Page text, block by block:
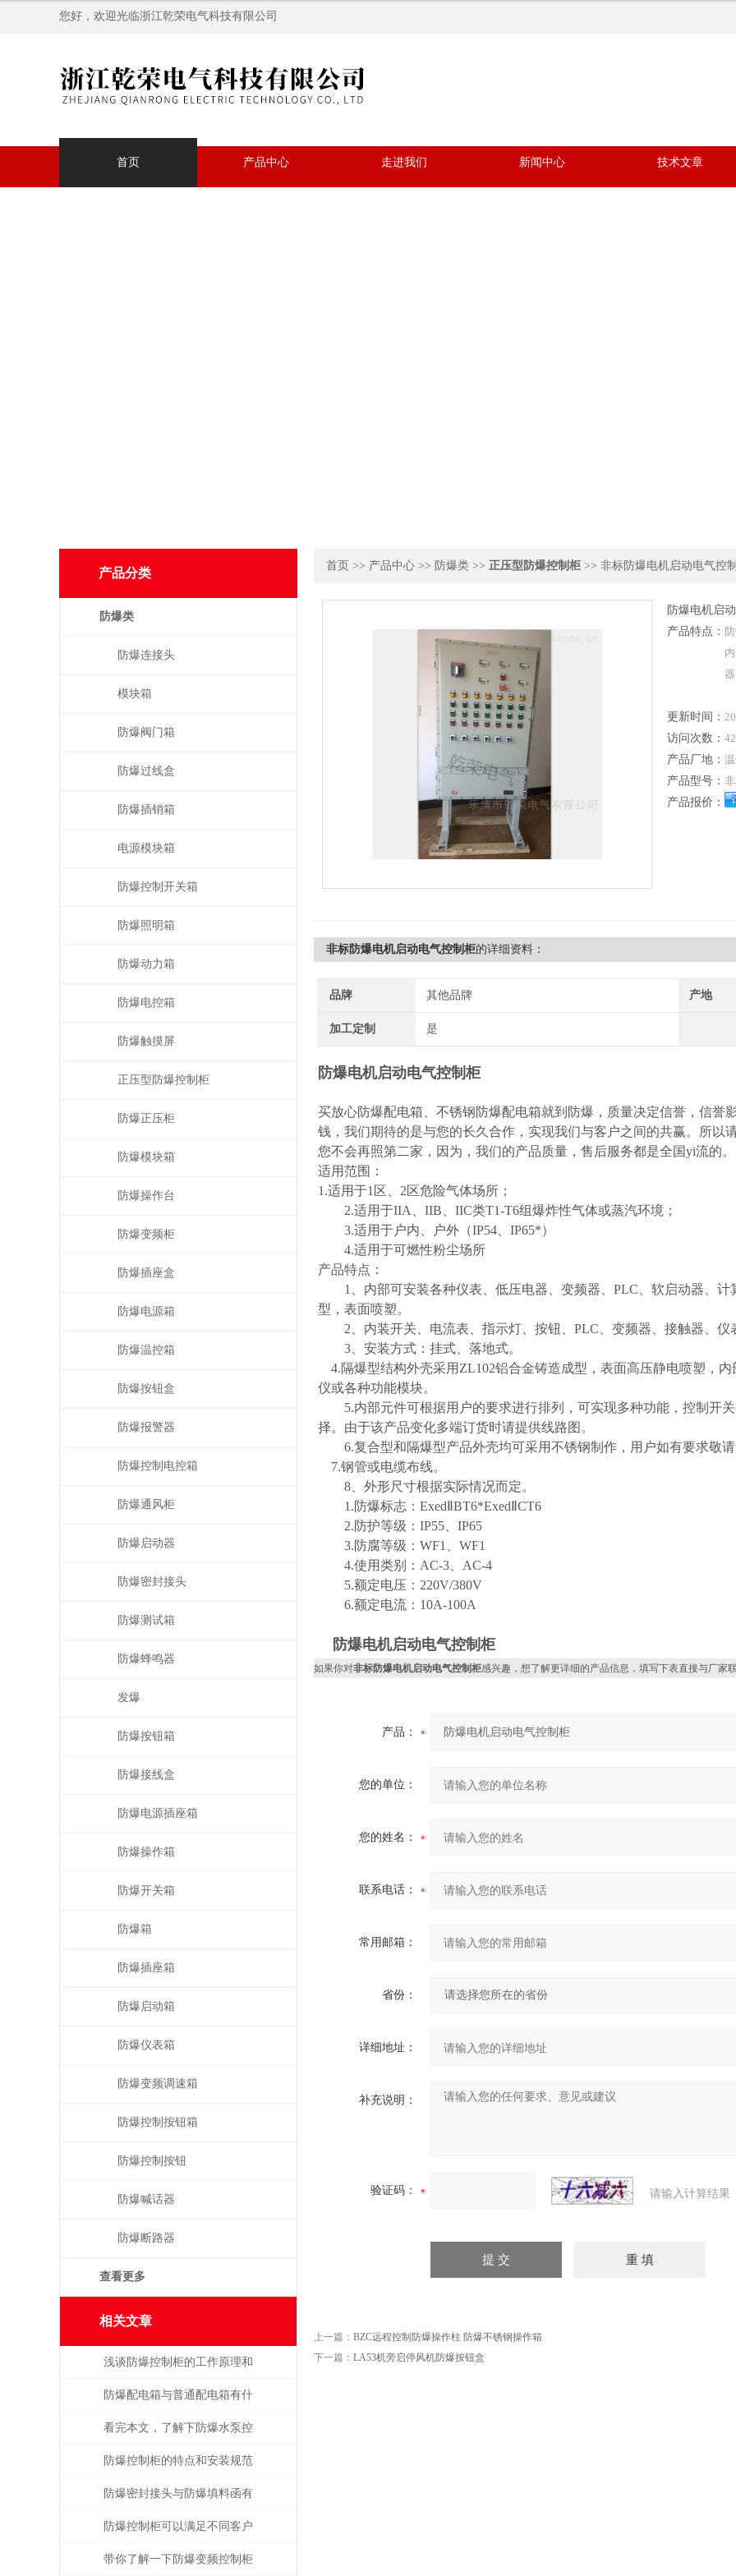
您好，欢迎光临浙江乾荣电气科技有限公司
首页 产品中心 走进我们 新闻中心 技术文章
首页 >> 产品中心 >> 防爆类 >> 正压型防爆控制柜 >> 非标防爆电机启动电气控
防爆电机启
产品特点：
更新时间：
访问次数：
产品厂地：
产品型号：
产品报价：
非标防爆电机启动电气控制柜的详细资料：
品牌 其他品牌 产地
加工定制 是
防爆电机启动电气控制柜
买放心防爆配电箱、不锈钢防爆配电箱就到防爆，质量决定信誉，信誉
钱，我们期待的是与您的长久合作，实现我们与客户之间的共赢。所以
您不会再照第二家，因为，我们的产品质量，售后服务都是全国yi流的。
适用范围：
1.适用于1区、2区危险气体场所；
2.适用于IIA、IIB、IIC类T1-T6组爆炸性气体或蒸汽环境；
3.适用于户内、户外（IP54、IP65*）
4.适用于可燃性粉尘场所
产品特点：
1、内部可安装各种仪表、低压电器、变频器、PLC、软启动器、计
型，表面喷塑。
2、内装开关、电流表、指示灯、按钮、PLC、变频器、接触器、仪
3、安装方式：挂式、落地式。
4.隔爆型结构外壳采用ZL102铝合金铸造成型，表面高压静电喷塑，
仪或各种功能模块。
5.内部元件可根据用户的要求进行排列，可实现多种功能，控制开
择。由于该产品变化多端订货时请提供线路图。
6.复合型和隔爆型产品外壳均可采用不锈钢制作，用户如有要求敬
7.钢管或电缆布线。
8、外形尺寸根据实际情况而定。
1.防爆标志：ExedⅡBT6*ExedⅡCT6
2.防护等级：IP55、IP65
3.防腐等级：WF1、WF1
4.使用类别：AC-3、AC-4
5.额定电压：220V/380V
6.额定电流：10A-100A
防爆电机启动电气控制柜
如果你对非标防爆电机启动电气控制柜感兴趣，想了解更详细的产品信息，填写下表直接与厂家
产品：
您的单位：
您的姓名：
联系电话：
常用邮箱：
省份：
详细地址：
补充说明：
验证码： 请输入计算结果
上一篇： BZC远程控制防爆操作柱 防爆不锈钢操作箱
下一篇： LA53机旁启停风机防爆按钮盒
产品分类
防爆类
防爆连接头
模块箱
防爆阀门箱
防爆过线盒
防爆插销箱
电源模块箱
防爆控制开关箱
防爆照明箱
防爆动力箱
防爆电控箱
防爆触摸屏
正压型防爆控制柜
防爆正压柜
防爆模块箱
防爆操作台
防爆变频柜
防爆插座盒
防爆电源箱
防爆温控箱
防爆按钮盒
防爆报警器
防爆控制电控箱
防爆通风柜
防爆启动器
防爆密封接头
防爆测试箱
防爆蜂鸣器
发爆
防爆按钮箱
防爆接线盒
防爆电源插座箱
防爆操作箱
防爆开关箱
防爆箱
防爆插座箱
防爆启动箱
防爆仪表箱
防爆变频调速箱
防爆控制按钮箱
防爆控制按钮
防爆喊话器
防爆断路器
查看更多
相关文章
浅谈防爆控制柜的工作原理和
优点
防爆配电箱与普通配电箱有什
么区别
看完本文，了解下防爆水泵控
制箱的性能特点
防爆控制柜的特点和安装规范
介绍
防爆密封接头与防爆填料函有
什么区别
防爆控制柜可以满足不同客户
的设计需要
带你了解一下防爆变频控制柜